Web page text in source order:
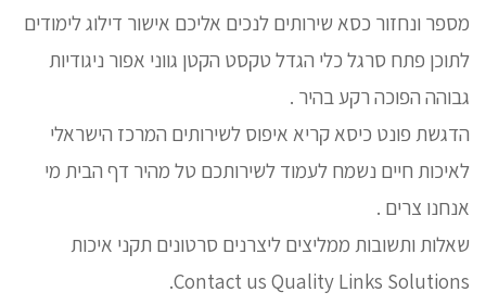
מספר ונחזור כסא שירותים לנכים אליכם אישור דילוג לימודים
לתוכן פתח סרגל כלי הגדל טקסט הקטן גווני אפור ניגודיות
גבוהה הפוכה רקע בהיר .
הדגשת פונט כיסא קריא איפוס לשירותים המרכז הישראלי
לאיכות חיים נשמח לעמוד לשירותכם טל מהיר דף הבית מי
אנחנו צרים .
שאלות ותשובות ממליצים ליצרנים סרטונים תקני איכות
Contact us Quality Links Solutions.